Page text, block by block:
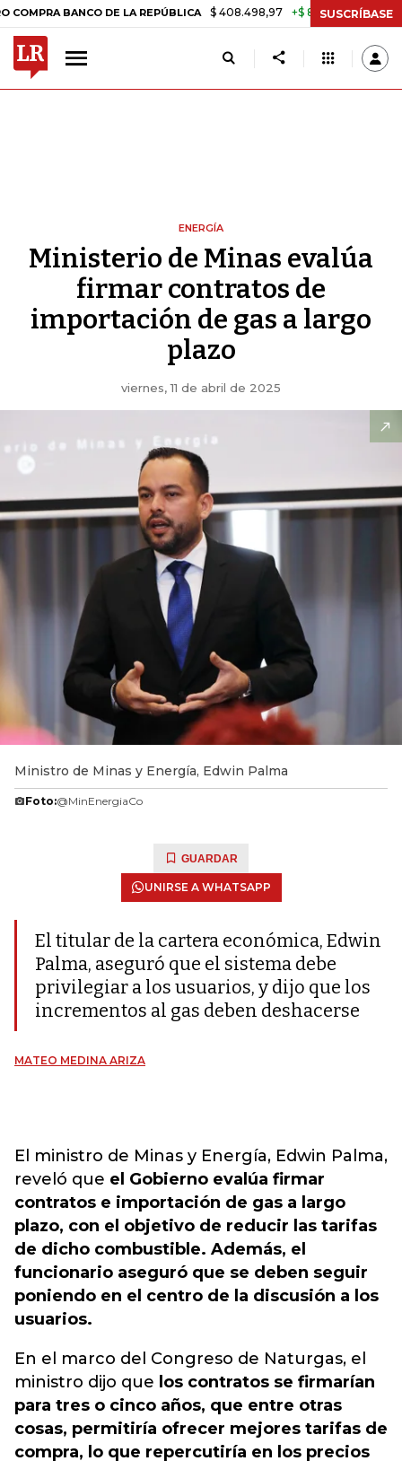
BANCO DE LA REPÚBLICA $ 408.498,97 +$ 8.753,81 +2,19%
SUSCRÍBASE
ENERGÍA
Ministerio de Minas evalúa
firmar contratos de
importación de gas a largo
plazo
viernes, 11 de abril de 2025
Ministro de Minas y Energía, Edwin Palma
Foto:@MinEnergiaCo
GUARDAR
UNIRSE A WHATSAPP
El titular de la cartera económica, Edwin
Palma, aseguró que el sistema debe
privilegiar a los usuarios, y dijo que los
incrementos al gas deben deshacerse
MATEO MEDINA ARIZA
El ministro de Minas y Energía, Edwin Palma,
reveló que el Gobierno evalúa firmar
contratos e importación de gas a largo
plazo, con el objetivo de reducir las tarifas
de dicho combustible. Además, el
funcionario aseguró que se deben seguir
poniendo en el centro de la discusión a los
usuarios.
En el marco del Congreso de Naturgas, el
ministro dijo que los contratos se firmarían
para tres o cinco años, que entre otras
cosas, permitiría ofrecer mejores tarifas de
compra, lo que repercutiría en los precios